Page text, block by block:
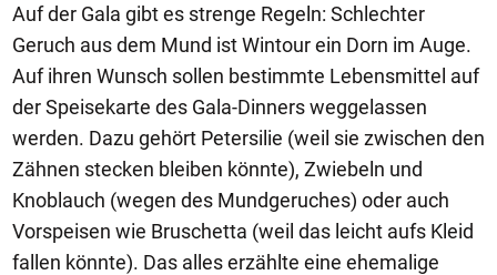
Auf der Gala gibt es strenge Regeln: Schlechter
Geruch aus dem Mund ist Wintour ein Dorn im Auge.
Auf ihren Wunsch sollen bestimmte Lebensmittel auf
der Speisekarte des Gala-Dinners weggelassen
werden. Dazu gehört Petersilie (weil sie zwischen den
Zähnen stecken bleiben könnte), Zwiebeln und
Knoblauch (wegen des Mundgeruches) oder auch
Vorspeisen wie Bruschetta (weil das leicht aufs Kleid
fallen könnte). Das alles erzählte eine ehemalige